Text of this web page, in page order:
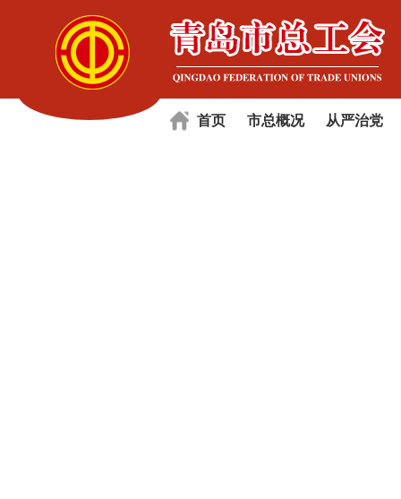
首页 市总概况 从严治党